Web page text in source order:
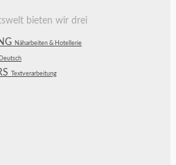
bieten wir drei
Näharbeiten & Hotellerie
Deutsch
Textverarbeitung